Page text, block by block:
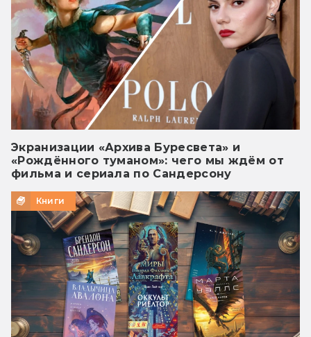
Экранизации «Архива Буресвета» и
«Рождённого туманом»: чего мы ждём от
фильма и сериала по Сандерсону
Книги